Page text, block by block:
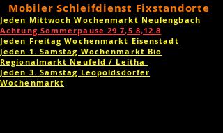
Mobiler Schleifdienst Fixstandorte
Jeden Mittwoch Wochenmarkt Neulengbach
Achtung Sommerpause 29.7,5.8,12.8
Jeden Freitag Wochenmarkt Eisenstadt
Jeden 1. Samstag Wochenmarkt Bio
Regionalmarkt Neufeld / Leitha
Jeden 3. Samstag Leopoldsdorfer
Wochenmarkt